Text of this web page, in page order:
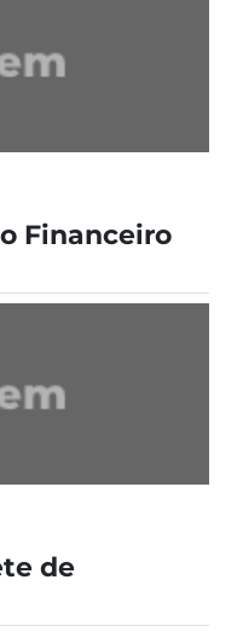
Financeiro
de